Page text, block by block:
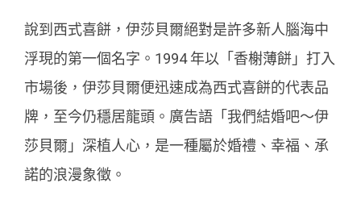
說到西式喜餅，伊莎貝爾絕對是許多新人腦海中
浮現的第一個名字。1994 年以「香榭薄餅」打入
市場後，伊莎貝爾便迅速成為西式喜餅的代表品
牌，至今仍穩居龍頭。廣告語「我們結婚吧～伊
莎貝爾」深植人心，是一種屬於婚禮、幸福、承
諾的浪漫象徵。